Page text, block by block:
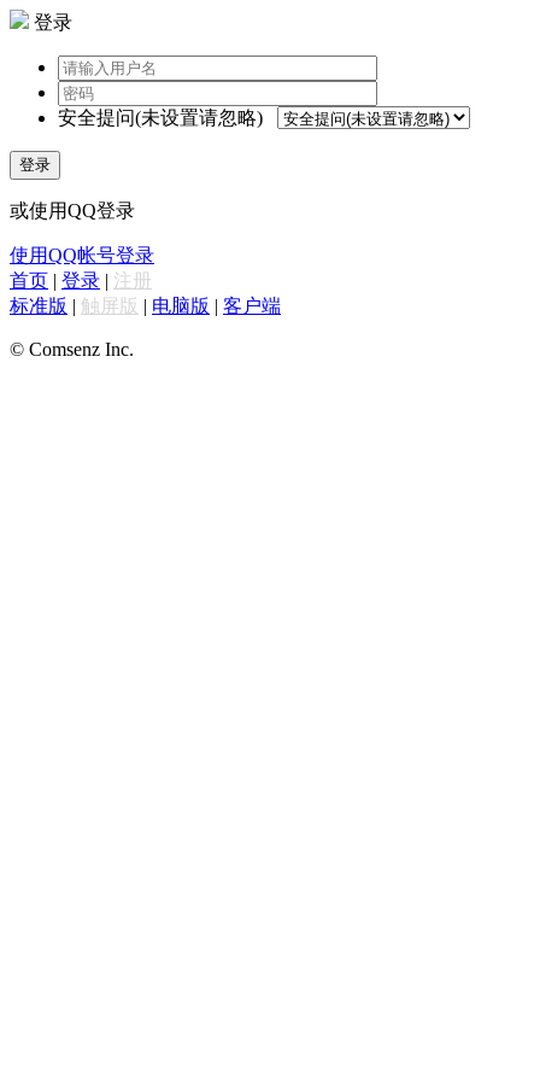
登录
安全提问(未设置请忽略)
登录
或使用QQ登录
使用QQ帐号登录
首页 | 登录 | 注册
标准版 | 触屏版 | 电脑版 | 客户端
© Comsenz Inc.